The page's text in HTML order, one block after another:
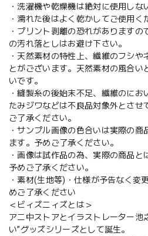
・洗濯機や乾燥機は絶対に使用しな
・濡れた後はよく乾かしてご使用く
・プリント剥離の恐れがあります
の汚れ落としはお避け下さい。
・天然素材の特性上、繊維のフシ
とがございます。天然素材の風合い
いです。
・縫製糸の後始末不足、繊維のに
たみジワなどは不良品対象外とさせ
ご了承ください。
・サンプル画像の色合いは実際の
ます。予めご了承ください。
・画像は試作品の為、実際の商品と
予めご了承ください。
・素材(生地等)・仕様が予告なく変
めご了承ください
＜ビィズニィズとは＞
アニ中ストアとイラストレーター池
い”グッズシリーズとして誕生。